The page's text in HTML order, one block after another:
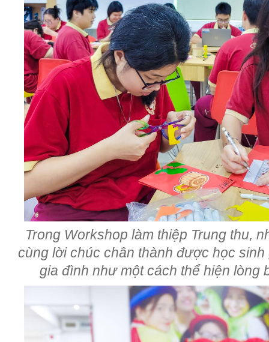
Trong Workshop làm thiệp Trung thu,
cùng lời chúc chân thành được học
gia đình như một cách thể hiện lòng